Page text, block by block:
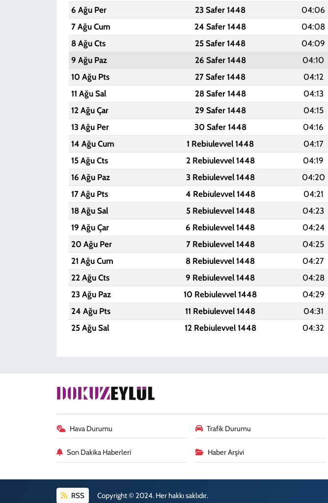
6 Ağu Per
23 Safer 1448 04:06
7 Ağu Cum
24 Safer 1448 04:08
8 Ağu Cts
25 Safer 1448 04:09
9 Ağu Paz
26 Safer 1448 04:10
10 Ağu Pts
27 Safer 1448 04:12
11 Ağu Sal
28 Safer 1448 04:13
12 Ağu Çar
29 Safer 1448 04:15
13 Ağu Per
30 Safer 1448 04:16
14 Ağu Cum
1 Rebiulevvel 1448 04:17
15 Ağu Cts
2 Rebiulevvel 1448 04:19
16 Ağu Paz
3 Rebiulevvel 1448 04:20
17 Ağu Pts
4 Rebiulevvel 1448 04:21
18 Ağu Sal
5 Rebiulevvel 1448 04:23
19 Ağu Çar
6 Rebiulevvel 1448 04:24
20 Ağu Per
7 Rebiulevvel 1448 04:25
21 Ağu Cum
8 Rebiulevvel 1448 04:27
22 Ağu Cts
9 Rebiulevvel 1448 04:28
23 Ağu Paz
10 Rebiulevvel 1448 04:29
24 Ağu Pts
11 Rebiulevvel 1448 04:31
25 Ağu Sal
12 Rebiulevvel 1448 04:32
Hava Durumu Trafik Durumu
Son Dakika Haberleri Haber Arşivi
RSS Copyright © 2024. Her hakkı saklıdır.